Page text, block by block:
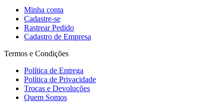
Minha conta
Cadastre-se
Rastrear Pedido
Cadastro de Empresa
Termos e Condições
Política de Entrega
Política de Privacidade
Trocas e Devoluções
Quem Somos